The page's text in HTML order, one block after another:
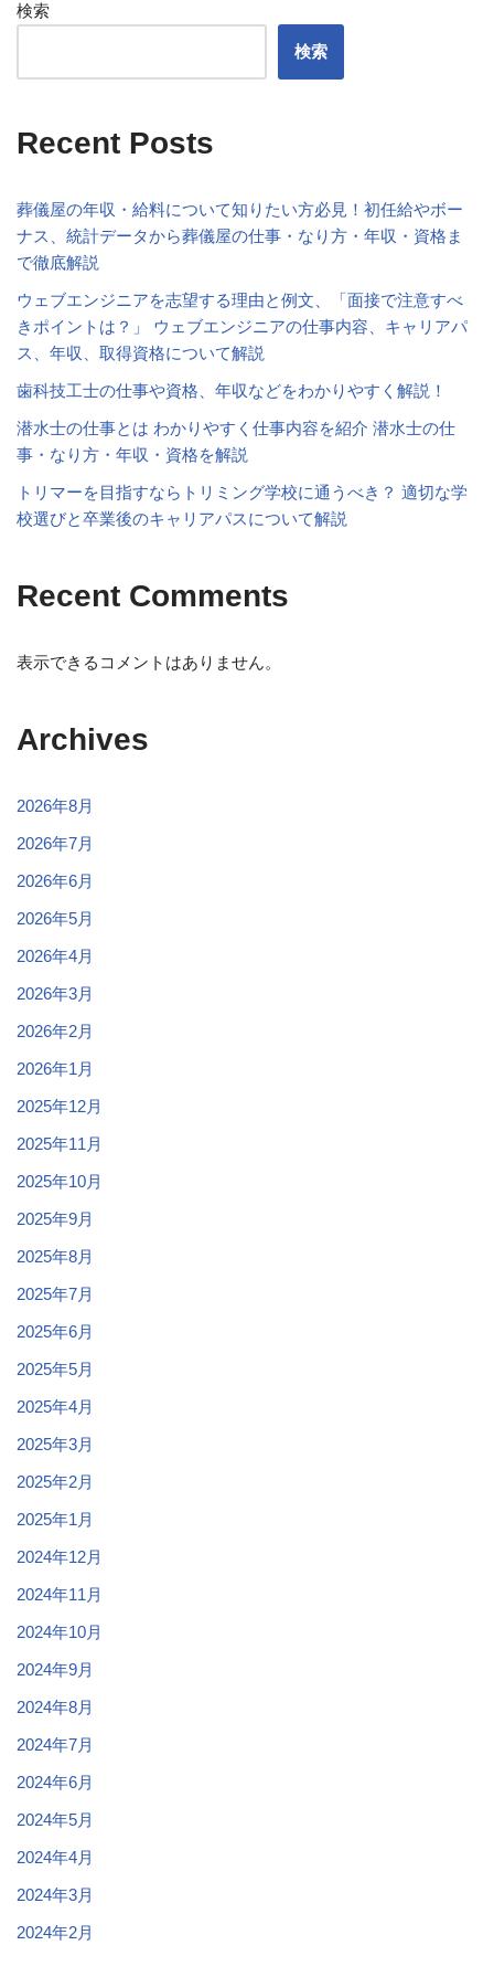
検索
検索
Recent Posts
葬儀屋の年収・給料について知りたい方必見！初任給やボー
ナス、統計データから葬儀屋の仕事・なり方・年収・資格ま
で徹底解説
ウェブエンジニアを志望する理由と例文、「面接で注意すべ
きポイントは？」 ウェブエンジニアの仕事内容、キャリアパ
ス、年収、取得資格について解説
歯科技工士の仕事や資格、年収などをわかりやすく解説！
潜水士の仕事とは わかりやすく仕事内容を紹介 潜水士の仕
事・なり方・年収・資格を解説
トリマーを目指すならトリミング学校に通うべき？ 適切な学
校選びと卒業後のキャリアパスについて解説
Recent Comments
表示できるコメントはありません。
Archives
2026年8月
2026年7月
2026年6月
2026年5月
2026年4月
2026年3月
2026年2月
2026年1月
2025年12月
2025年11月
2025年10月
2025年9月
2025年8月
2025年7月
2025年6月
2025年5月
2025年4月
2025年3月
2025年2月
2025年1月
2024年12月
2024年11月
2024年10月
2024年9月
2024年8月
2024年7月
2024年6月
2024年5月
2024年4月
2024年3月
2024年2月